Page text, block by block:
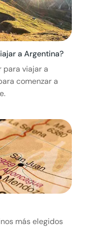
a Argentina?
para viajar a
comenzar a
más elegidos